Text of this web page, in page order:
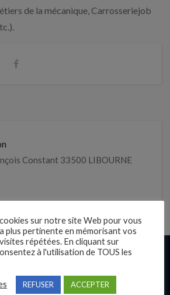
de la mécanique, Carrosseriejob
Constant 33500 LIBOURNE
sur notre site Web pour vous
plus pertinente en mémorisant vos
répétées. En cliquant sur
à l'utilisation de TOUS les
REFUSER ACCEPTER